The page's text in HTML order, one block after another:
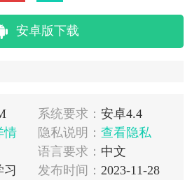
安卓版下载
系统要求： 安卓4.4
情 隐私说明： 查看隐私
语言要求： 中文
发布时间： 2023-11-28